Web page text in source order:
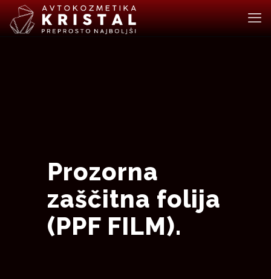
Prozorna
zaščitna folija
(PPF FILM).